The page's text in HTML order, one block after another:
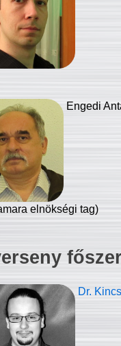
Engedi
elnökségi tag)
Dr.